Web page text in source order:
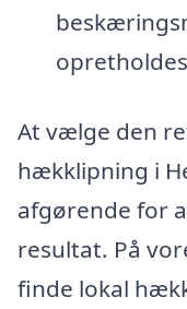
At vælge den
hækklipning i
afgørende for
resultat. På
finde lokal